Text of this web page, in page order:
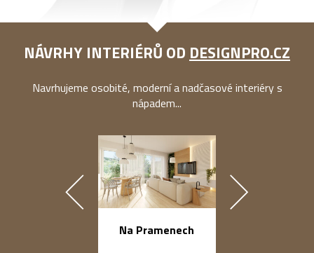
NÁVRHY INTERIÉRŮ OD DESIGNPRO.CZ
Navrhujeme osobité, moderní a nadčasové interiéry s
nápadem...
Na Pramenech